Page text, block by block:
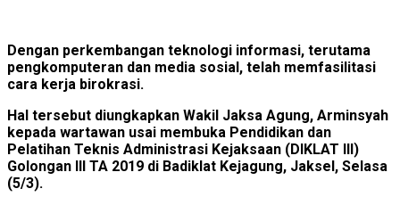
Dengan perkembangan teknologi informasi, terutama
pengkomputeran dan media sosial, telah memfasilitasi
cara kerja birokrasi.
Hal tersebut diungkapkan Wakil Jaksa Agung, Arminsyah
kepada wartawan usai membuka Pendidikan dan
Pelatihan Teknis Administrasi Kejaksaan (DIKLAT III)
Golongan III TA 2019 di Badiklat Kejagung, Jaksel, Selasa
(5/3).